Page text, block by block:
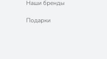
Наши бренды
Подарки